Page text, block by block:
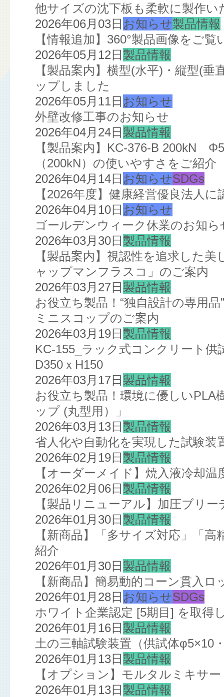
他サイズの沈下板も柔軟に製作い
2026年06月03日 お知らせ製品情報
【情報追加】360°製品画像をご
2026年05月12日 製品情報
【製品案内】横型(水平)・縦型(
ップしました
2026年05月11日 お知らせ
外壁改修工事のお知らせ
2026年04月24日 製品情報
【製品案内】KC-376-B 200kN
（200kN）の使いやすさをご紹介
2026年04月14日 お知らせSDGs
【2026年度】健康経営優良法人
2026年04月10日 お知らせ
ゴールデンウィーク休業のお知ら
2026年03月30日 製品情報
【製品案内】視認性を追求した
ャップマンフラスコ」のご案内
2026年03月27日 製品情報
お役立ち製品！“独自設計の専用
ミニスコップのご案内
2026年03月19日 製品情報
KC-155_ラック式コンクリート
D350ｘH150
2026年03月17日 製品情報
お役立ち製品！環境に優しい
ップ (丸型用）」
2026年03月13日 製品情報
省人化や自動化を実現した試験
2026年02月19日 製品情報
【オーダーメイド】焼入液冷却
2026年02月06日 製品情報
【製品リニューアル】加圧ブリ
2026年01月30日 製品情報
【新商品】「多サイズ対応」「
紹介
2026年01月30日 製品情報
【新商品】簡易動的コーン貫入
2026年01月28日 お知らせSDGs
ホワイト企業認定 [5期目] を取得
2026年01月16日 製品情報
土の三軸試験装置（供試体φ5×10
2026年01月13日 製品情報
【オプション】モルタルミキサ
2026年01月13日 製品情報